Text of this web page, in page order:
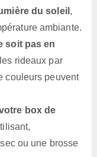
du soleil ,
ambiante.
soit pas en
rideaux par
couleurs peuvent
box de
ou une brosse